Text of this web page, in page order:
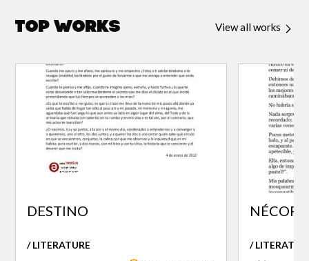
Top Works View all works
DESTINO
/ LITERATURE
/